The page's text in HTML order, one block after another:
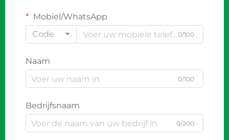
Mobiel/WhatsApp
Code
0/100
Naam
0/100
Bedrijfsnaam
0/200